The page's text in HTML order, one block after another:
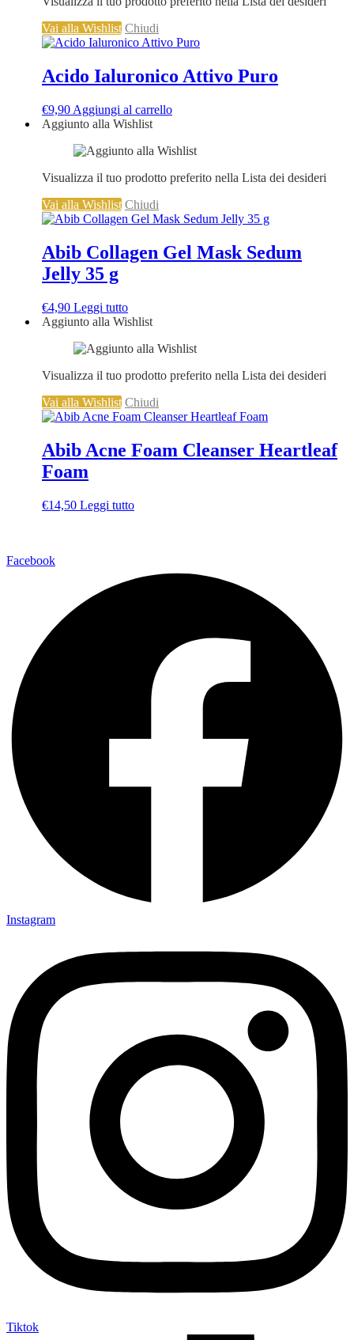
Vai alla Wishlist Chiudi
Acido Ialuronico Attivo Puro
€9,90 Aggiungi al carrello
Aggiunto alla Wishlist
Visualizza il tuo prodotto preferito nella Lista dei desideri
Vai alla Wishlist Chiudi
Abib Collagen Gel Mask Sedum
Jelly 35 g
€4,90 Leggi tutto
Aggiunto alla Wishlist
Visualizza il tuo prodotto preferito nella Lista dei desideri
Vai alla Wishlist Chiudi
Abib Acne Foam Cleanser Heartleaf
Foam
€14,50 Leggi tutto
Facebook
Instagram
Tiktok